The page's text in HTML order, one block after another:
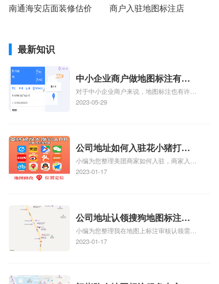
南通海安店面装修估价
商户入驻地图标注店
最新知识
中小企业商户做地图标注有什
么好处
对于中小企业商户来说，地图标注也有许多
好处，包括：提高可见性和曝光率：通过在
位置，增加商户被发现的机会。方便客户导
航：地图标注可以帮助客户更容易地找到商
户的实际位置。特别是对于新客户或不熟悉
该地区的客户来说，地图标注可以提供明确
图标注服务中心面的存在。对于一些客户来
说，实体指路人地
2023-05-29
公司地址如何入驻花小猪打车
地图标记？指路人地图标注服
务中心铺如何入驻花小猪打车
小编为您整理美团商家如何入驻，商家入驻
教程、商家如何入驻地图、如何入驻地:、
2023-01-17
公司地址认领搜狗地图标注多
久审核？公司地址认领地图标
注多久审核？
小编为您整理我在地图上标注审核认领需要
多久、我在地图上标注审核认领需要多久
2023-01-17